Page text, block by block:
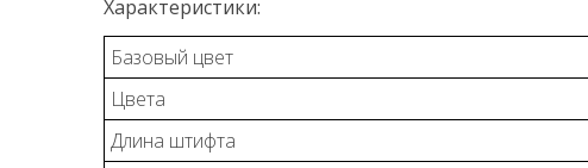
Характеристики:
Базовый цвет
Цвета
Длина штифта